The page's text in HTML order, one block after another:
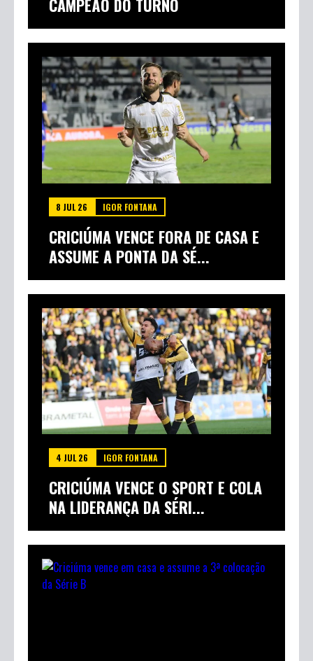
CAMPEÃO DO TURNO
8 JUL 26 IGOR FONTANA
CRICIÚMA VENCE FORA DE CASA E
ASSUME A PONTA DA SÉ...
4 JUL 26 IGOR FONTANA
CRICIÚMA VENCE O SPORT E COLA
NA LIDERANÇA DA SÉRI...